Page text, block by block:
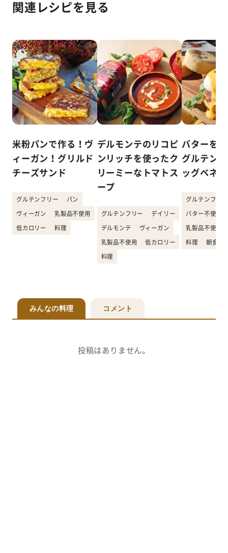
関連レシピを見る
米粉パンで作る！ヴ
ィーガン！グリルド
チーズサンド
グルテンフリー パン
ヴィーガン 乳製品不使用
低カロリー 料理
デルモンテのリコピ
ンリッチを使ったク
リーミーなトマトス
ープ
グルテンフリー デイリー
デルモンテ ヴィーガン
乳製品不使用 低カロリー
料理
バターを
グルテン
ッグベネ
グルテンフリー
バター不使用
乳製品不使用
料理 朝食
みんなの料理 コメント
投稿はありません。